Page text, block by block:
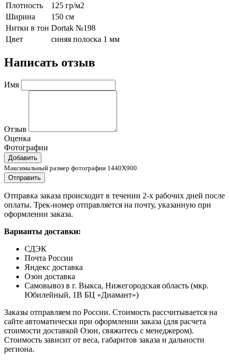
Плотность
125 гр/м2
Ширина
150 см
Нитки в тон Dortak №198
Цвет
синяя полоска 1 мм
Написать отзыв
Имя
Отзыв
Оценка
Фотографии
Добавить
Максимальный размер фотографии 1440X900
Отправить
Отправка заказа происходит в течении 2-х рабочих дней после
оплаты. Трек-номер отправляется на почту, указанную при
оформлении заказа.
Варианты доставки:
СДЭК
Почта России
Яндекс доставка
Озон доставка
Самовывоз в г. Выкса, Нижегородская область (мкр.
Юбилейный, 1В БЦ «Диамант»)
Заказы отправляем по России. Стоимость рассчитывается на
сайте автоматически при оформлении заказа (для расчета
стоимости доставкой Озон, свяжитесь с менеджером).
Стоимость зависит от веса, габаритов заказа и дальности
региона.